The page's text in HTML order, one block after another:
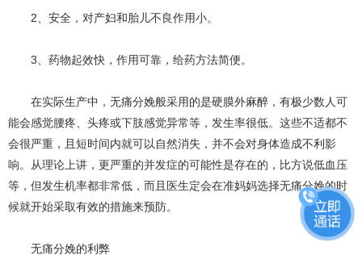
2、安全，对产妇和胎儿不良作用小。
3、药物起效快，作用可靠，给药方法简便。
在实际生产中，无痛分娩般采用的是硬膜外麻醉，有极少数人可
能会感觉腰疼、头疼或下肢感觉异常等，发生率很低。这些不适都不
会很严重，且短时间内就可以自然消失，并不会对身体造成不利影
响。从理论上讲，更严重的并发症的可能性是存在的，比方说低血压
等，但发生机率都非常低，而且医生定会在准妈妈选择无痛分娩的时
候就开始采取有效的措施来预防。
无痛分娩的利弊